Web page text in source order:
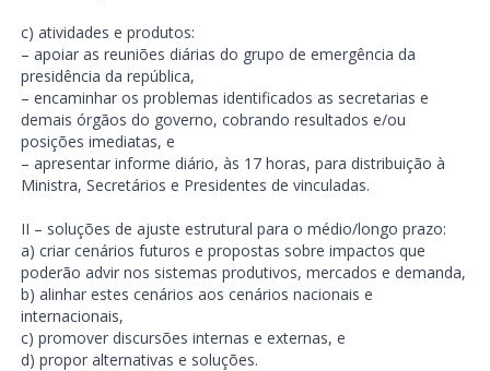
c) atividades e produtos:
– apoiar as reuniões diárias do grupo de emergência da
presidência da república,
– encaminhar os problemas identificados as secretarias e
demais órgãos do governo, cobrando resultados e/ou
posições imediatas, e
– apresentar informe diário, às 17 horas, para distribuição à
Ministra, Secretários e Presidentes de vinculadas.
II – soluções de ajuste estrutural para o médio/longo prazo:
a) criar cenários futuros e propostas sobre impactos que
poderão advir nos sistemas produtivos, mercados e demanda,
b) alinhar estes cenários aos cenários nacionais e
internacionais,
c) promover discursões internas e externas, e
d) propor alternativas e soluções.